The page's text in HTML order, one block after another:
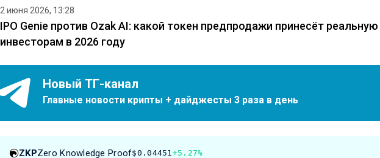
2 июня 2026, 13:28
IPO Genie против Ozak AI: какой токен предпродажи принесёт
инвесторам в 2026 году
Новый ТГ-канал
Главные новости крипты + дайджесты 3 раза в день
ZKPZero Knowledge Proof$0.04451 +5.27%